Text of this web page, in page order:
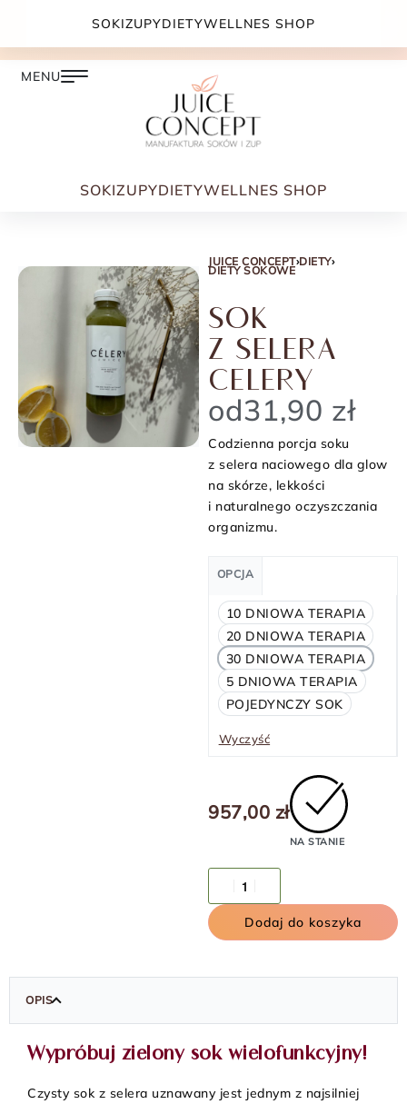
DARMOWA DOSTAWA PRZY ZAMÓWIENIU JUŻ OD
SOKIZUPYDIETYWELLNES SHOP
JUICE CONCEPT›DIETY›
DIETY SOKOWE
SOK
Z SELERA
CELERY
od31,90 zł
Codzienna porcja soku
z selera naciowego dla glow
na skórze, lekkości
i naturalnego oczyszczania
organizmu.
OPCJA
10 DNIOWA TERAPIA
20 DNIOWA TERAPIA
30 DNIOWA TERAPIA
5 DNIOWA TERAPIA
POJEDYNCZY SOK
Wyczyść
957,00 zł
NA STANIE
Dodaj do koszyka
OPIS
Wypróbuj zielony sok wielofunkcyjny!
Czysty sok z selera uznawany jest jednym z najsilniej
SOKIZUPYDIETYWELLNES SHOP